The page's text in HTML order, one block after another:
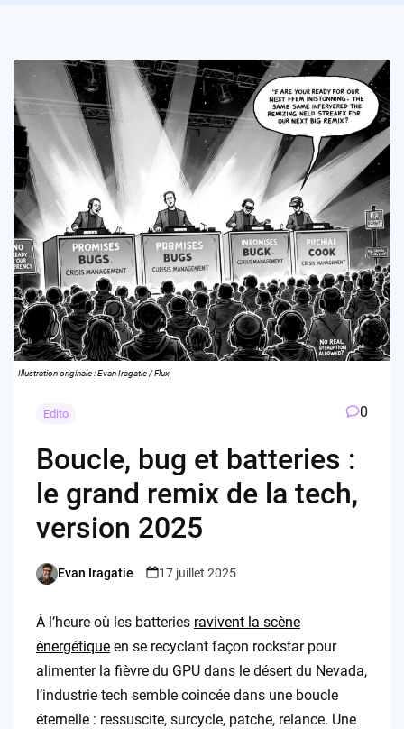
Illustration originale : Evan Iragatie / Flux
Edito 0
Boucle, bug et batteries :
le grand remix de la tech,
version 2025
Posted
Evan Iragatie 17 juillet 2025
À l’heure où les batteries ravivent la scène
énergétiqueen se recyclant façon rockstar pour
alimenter la fièvre du GPU dans le désert du Nevada,
l’industrie tech semble coincée dans une boucle
éternelle : ressuscite, surcycle, patche, relance. Une